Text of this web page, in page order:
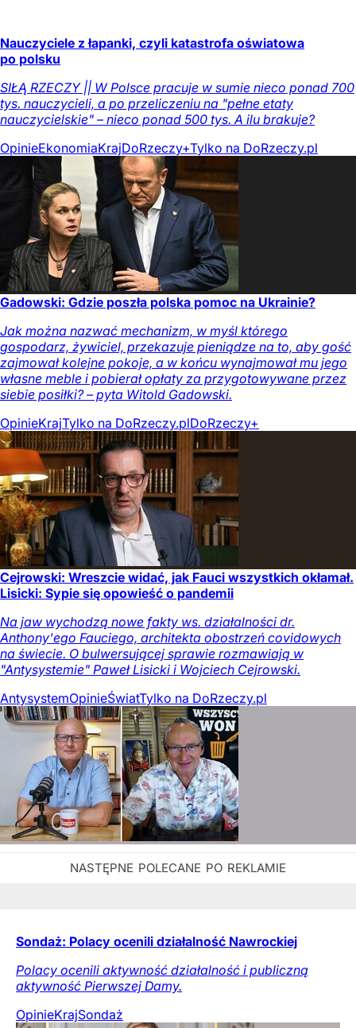
Nauczyciele z łapanki, czyli katastrofa oświatowa
po polsku
SIŁĄ RZECZY || W Polsce pracuje w sumie nieco ponad 700
tys. nauczycieli, a po przeliczeniu na "pełne etaty
nauczycielskie" – nieco ponad 500 tys. A ilu brakuje?
OpinieEkonomiaKrajDoRzeczy+Tylko na DoRzeczy.pl
Gadowski: Gdzie poszła polska pomoc na Ukrainie?
Jak można nazwać mechanizm, w myśl którego
gospodarz, żywiciel, przekazuje pieniądze na to, aby gość
zajmował kolejne pokoje, a w końcu wynajmował mu jego
własne meble i pobierał opłaty za przygotowywane przez
siebie posiłki? – pyta Witold Gadowski.
OpinieKrajTylko na DoRzeczy.plDoRzeczy+
Cejrowski: Wreszcie widać, jak Fauci wszystkich okłamał.
Lisicki: Sypie się opowieść o pandemii
Na jaw wychodzą nowe fakty ws. działalności dr.
Anthony'ego Fauciego, architekta obostrzeń covidowych
na świecie. O bulwersującej sprawie rozmawiają w
"Antysystemie" Paweł Lisicki i Wojciech Cejrowski.
AntysystemOpinieŚwiatTylko na DoRzeczy.pl
Sondaż: Polacy ocenili działalność Nawrockiej
Polacy ocenili aktywność działalność i publiczną
aktywność Pierwszej Damy.
OpinieKrajSondaż